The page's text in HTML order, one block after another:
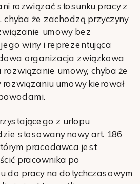
rozwiązać stosunku pracy z
chyba że zachodzą przyczyny
umowy bez
winy i reprezentująca
organizacja związkowa
rozwiązanie umowy, chyba że
umowy kierował
z urlopu
stosowany nowy art. 186
pracodawca jest
pracownika po
do pracy na dotychczasowym